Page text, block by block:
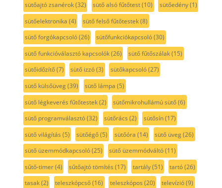
sütőajtó zsanérok(32) sütő alsó fűtőtest(10) sütőedény(1)
sütőelektronika (4) sütő felső fűtőtestek(8)
sütő forgókapcsoló(26) sütőfunkciókapcsoló(30)
sütő funkcióválasztó kapcsolók(26) sütő fűtőszálak(15)
sütőidőzítő(7) sütő izzó(3) sütőkapcsoló(27)
sütő külsőüveg(39) sütő lámpa (5)
sütő légkeverés fűtőtestek(2) sütőmikrohullámú sütő(6)
sütő programválasztó(32) sütőrács (2) sütősín(17)
sütő világítás (5) sütőégő(5) sütőóra (14) sütő üveg(26)
sütő üzemmódkapcsoló(25) sütő üzemmódváltó(11)
sűtő-timer(4) sűtőajtó tömítés (17) tartály(51) tartó(26)
tasak(2) teleszkópcső(16) teleszkópos (20) televízió(9)